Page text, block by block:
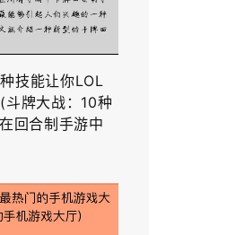
技能让你LOL
斗牌大战：10种
回合制手游中